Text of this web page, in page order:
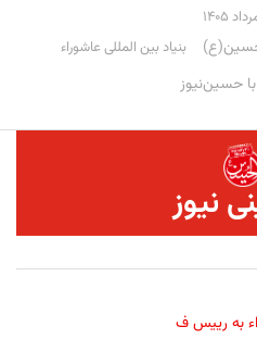
حسین(ع) بنیاد بین المللی عاشوراء
با حسین‌نیوز
نیوز
به رییس ف